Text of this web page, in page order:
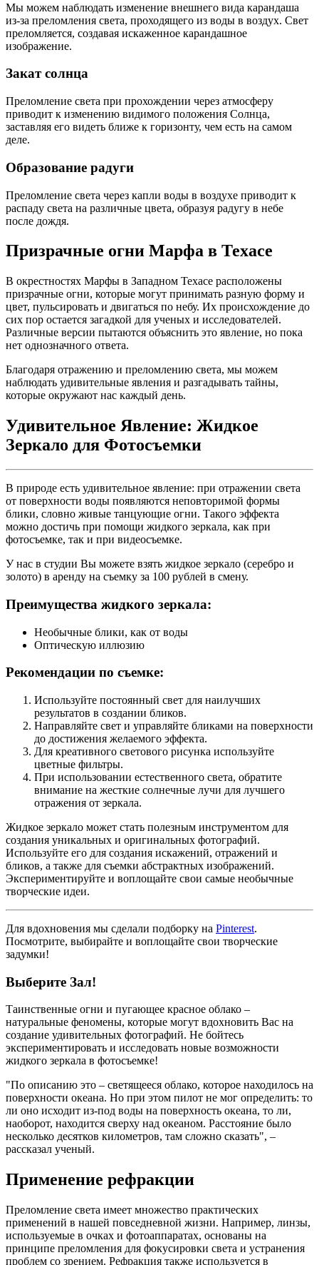
Мы можем наблюдать изменение внешнего вида карандаша
из-за преломления света, проходящего из воды в воздух. Свет
преломляется, создавая искаженное карандашное
изображение.
Закат солнца
Преломление света при прохождении через атмосферу
приводит к изменению видимого положения Солнца,
заставляя его видеть ближе к горизонту, чем есть на самом
деле.
Образование радуги
Преломление света через капли воды в воздухе приводит к
распаду света на различные цвета, образуя радугу в небе
после дождя.
Призрачные огни Марфа в Техасе
В окрестностях Марфы в Западном Техасе расположены
призрачные огни, которые могут принимать разную форму и
цвет, пульсировать и двигаться по небу. Их происхождение до
сих пор остается загадкой для ученых и исследователей.
Различные версии пытаются объяснить это явление, но пока
нет однозначного ответа.
Благодаря отражению и преломлению света, мы можем
наблюдать удивительные явления и разгадывать тайны,
которые окружают нас каждый день.
Удивительное Явление: Жидкое
Зеркало для Фотосъемки
В природе есть удивительное явление: при отражении света
от поверхности воды появляются неповторимой формы
блики, словно живые танцующие огни. Такого эффекта
можно достичь при помощи жидкого зеркала, как при
фотосъемке, так и при видеосъемке.
У нас в студии Вы можете взять жидкое зеркало (серебро и
золото) в аренду на съемку за 100 рублей в смену.
Преимущества жидкого зеркала:
Необычные блики, как от воды
Оптическую иллюзию
Рекомендации по съемке:
Используйте постоянный свет для наилучших
результатов в создании бликов.
Направляйте свет и управляйте бликами на поверхности
до достижения желаемого эффекта.
Для креативного светового рисунка используйте
цветные фильтры.
При использовании естественного света, обратите
внимание на жесткие солнечные лучи для лучшего
отражения от зеркала.
Жидкое зеркало может стать полезным инструментом для
создания уникальных и оригинальных фотографий.
Используйте его для создания искажений, отражений и
бликов, а также для съемки абстрактных изображений.
Экспериментируйте и воплощайте свои самые необычные
творческие идеи.
Для вдохновения мы сделали подборку на Pinterest.
Посмотрите, выбирайте и воплощайте свои творческие
задумки!
Выберите Зал!
Таинственные огни и пугающее красное облако –
натуральные феномены, которые могут вдохновить Вас на
создание удивительных фотографий. Не бойтесь
экспериментировать и исследовать новые возможности
жидкого зеркала в фотосъемке!
"По описанию это – светящееся облако, которое находилось на
поверхности океана. Но при этом пилот не мог определить: то
ли оно исходит из-под воды на поверхность океана, то ли,
наоборот, находится сверху над океаном. Расстояние было
несколько десятков километров, там сложно сказать", –
рассказал ученый.
Применение рефракции
Преломление света имеет множество практических
применений в нашей повседневной жизни. Например, линзы,
используемые в очках и фотоаппаратах, основаны на
принципе преломления для фокусировки света и устранения
проблем со зрением. Рефракция также используется в